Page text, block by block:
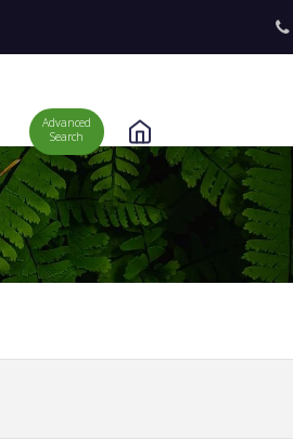
Advanced
Search